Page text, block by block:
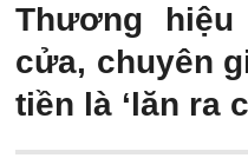
Thương
cửa, chuyên
tiền là ‘lăn ra